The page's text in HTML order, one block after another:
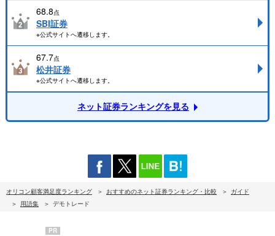
68.8点
SBI証券
※公式サイトへ遷移します。
67.7点
松井証券
※公式サイトへ遷移します。
ネット証券ランキングを見る
オリコン顧客満足度ランキング おすすめのネット証券ランキング・比較
ガイド
用語集
デモトレード
PR